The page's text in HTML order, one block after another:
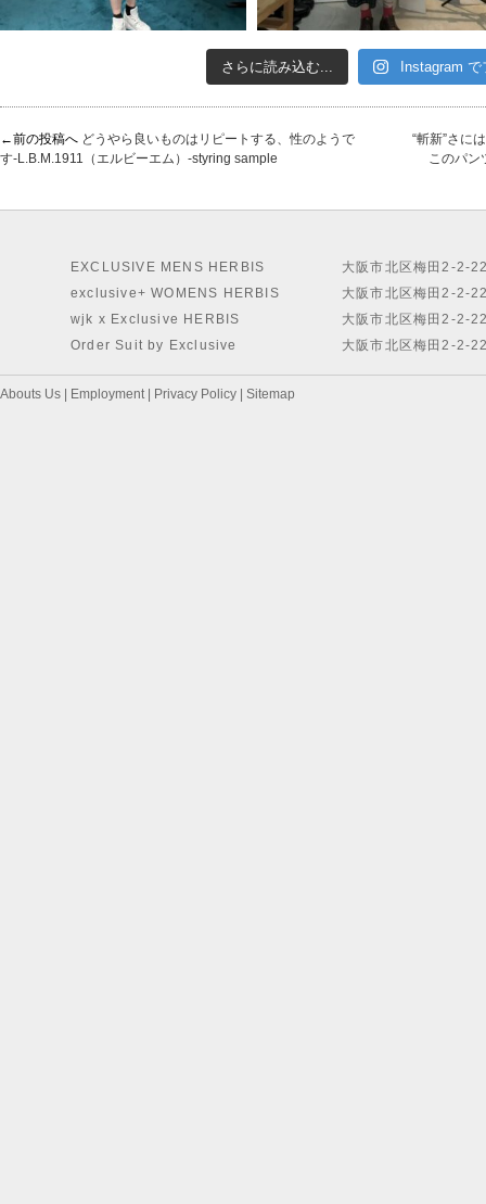
さらに読み込む... Instagram
←前の投稿へ どうやら良いものはリピートする、性のようで
す-L.B.M.1911（エルビーエム）-styring sample
“斬新”さに
このパン
EXCLUSIVE MENS HERBIS
exclusive+ WOMENS HERBIS
wjk x Exclusive HERBIS
Order Suit by Exclusive
大阪市北区梅田2-2-
大阪市北区梅田2-2-
大阪市北区梅田2-2-
大阪市北区梅田2-2-
Abouts Us Employment| Privacy Policy Sitemap